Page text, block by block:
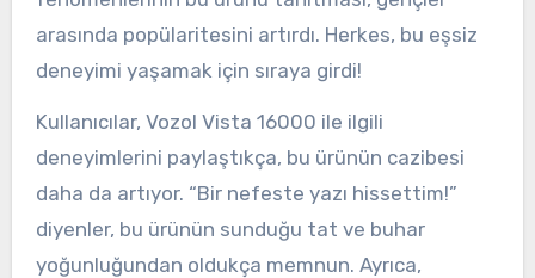
arasında popülaritesini artırdı. Herkes, bu eşsiz
deneyimi yaşamak için sıraya girdi!
Kullanıcılar, Vozol Vista 16000 ile ilgili
deneyimlerini paylaştıkça, bu ürünün cazibesi
daha da artıyor. “Bir nefeste yazı hissettim!”
diyenler, bu ürünün sunduğu tat ve buhar
yoğunluğundan oldukça memnun. Ayrıca,